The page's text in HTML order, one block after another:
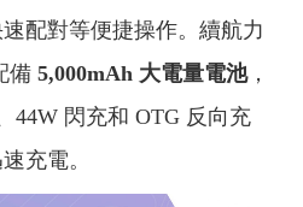
配對等便捷操作。續航力
備 5,000mAh 大電量電池，
44W 閃充和 OTG 反向充
充電。